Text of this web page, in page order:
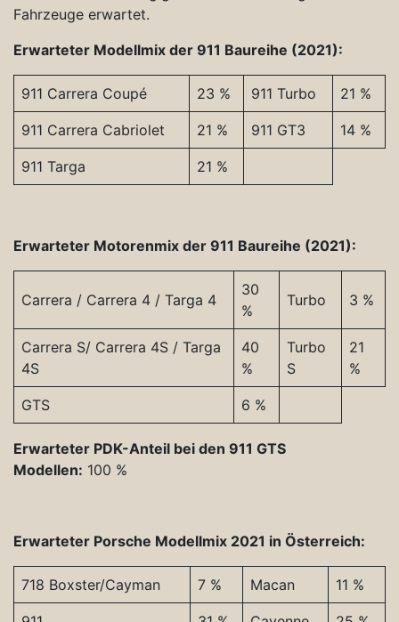
Fahrzeuge erwartet.
Erwarteter Modellmix der 911 Baureihe (2021):
911 Carrera Coupé 23 % 911 Turbo 21 %
911 Carrera Cabriolet 21 % 911 GT3 14 %
911 Targa 21 %
Erwarteter Motorenmix der 911 Baureihe (2021):
Carrera / Carrera 4 / Targa 4
30
%
Turbo 3 %
Carrera S/ Carrera 4S / Targa
4S
40
%
Turbo
S
21
%
GTS 6 %
Erwarteter PDK-Anteil bei den 911 GTS
Modellen: 100 %
Erwarteter Porsche Modellmix 2021 in Österreich:
718 Boxster/Cayman 7 % Macan 11 %